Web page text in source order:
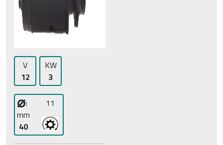
V
12
KW
3
⌀:
mm
40
11